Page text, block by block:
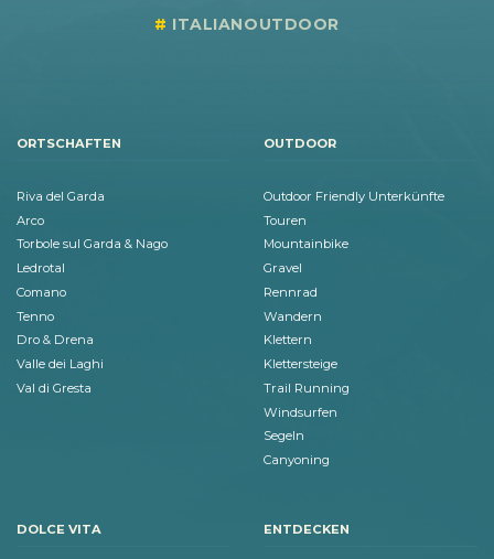
ITALIANOUTDOOR
ORTSCHAFTEN
Riva del Garda
Arco
Torbole sul Garda & Nago
Ledrotal
Comano
Tenno
Dro & Drena
Valle dei Laghi
Val di Gresta
OUTDOOR
Outdoor Friendly Unterkünfte
Touren
Mountainbike
Gravel
Rennrad
Wandern
Klettern
Klettersteige
Trail Running
Windsurfen
Segeln
Canyoning
DOLCE VITA ENTDECKEN